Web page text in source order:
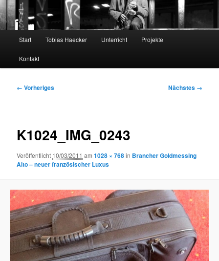
Start Tobias Haecker Unterricht Projekte
Kontakt
Bilder-
← Vorheriges Nächstes →
K1024_IMG_0243
Veröffentlicht 10/03/2011 am1028 × 768in Brancher Goldmessing
Alto – neuer französischer Luxus